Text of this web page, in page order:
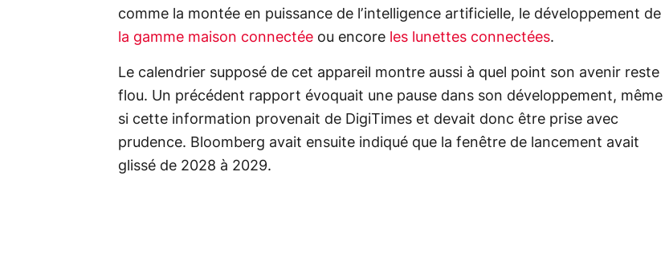
comme la montée en puissance de l’intelligence artificielle, le développement de
la gamme maison connectée ou encore les lunettes connectées.
Le calendrier supposé de cet appareil montre aussi à quel point son avenir reste
flou. Un précédent rapport évoquait une pause dans son développement, même
si cette information provenait de DigiTimes et devait donc être prise avec
prudence. Bloomberg avait ensuite indiqué que la fenêtre de lancement avait
glissé de 2028 à 2029.